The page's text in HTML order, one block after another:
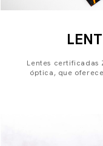
Lentes certificadas
óptica, que